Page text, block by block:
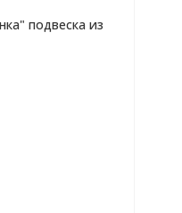
подвеска из